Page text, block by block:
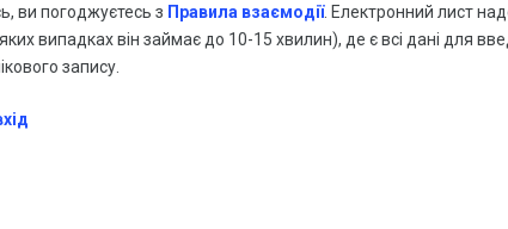
ви погоджуєтесь з Правила взаємодії. Електронний лист
випадках він займає до 10-15 хвилин), де є всі дані для
запису.